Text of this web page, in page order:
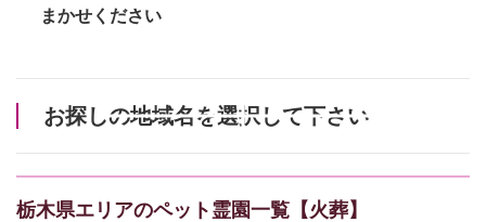
まかせください
お探しの地域名を選択して下さい
栃木県エリアのペット霊園一覧【火葬】